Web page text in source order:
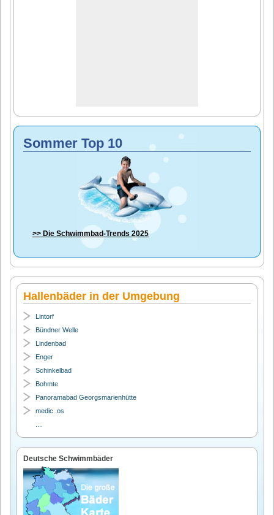
Sommer Top 10
>> DieSchwimmbad-Trends 2025
Hallenbäder in der Umgebung
Lintorf
Bündner Welle
Lindenbad
Enger
Schinkelbad
Bohmte
Panoramabad Georgsmarienhütte
medic .os
Deutsche Schwimmbäder